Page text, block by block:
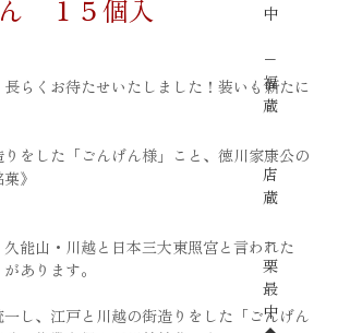
中
−
福
蔵
−
店
蔵
−
栗
最
中
１５個入
らくお待たせいたしました！装いも新たに
りをした「ごんげん様」こと、徳川家康公の
》
能山・川越と日本三大東照宮と言われた
あります。
し、江戸と川越の街造りをした「ごんげん